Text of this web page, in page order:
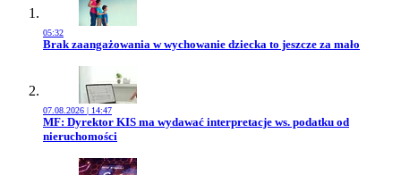
05:32
Przejdź do artykułu:
Brak zaangażowania w wychowanie dziecka to jeszcze za mało
07.08.2026 | 14:47
Przejdź do artykułu:
MF: Dyrektor KIS ma wydawać interpretacje ws. podatku od
nieruchomości